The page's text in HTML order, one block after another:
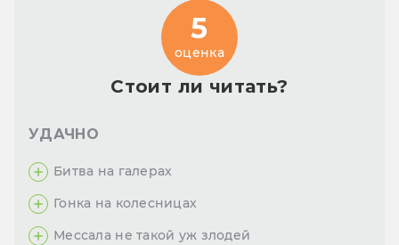
Стоит ли читать?
5
оценка
УДАЧНО
Битва на галерах
Гонка на колесницах
Мессала не такой уж злодей